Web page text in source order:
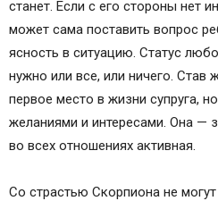
станет. Если с его стороны нет
может сама поставить вопрос
ясность в ситуацию. Статус
нужно или все, или ничего. Став
первое место в жизни супруга,
желаниями и интересами. Она —
во всех отношениях активная.
Со страстью Скорпиона не